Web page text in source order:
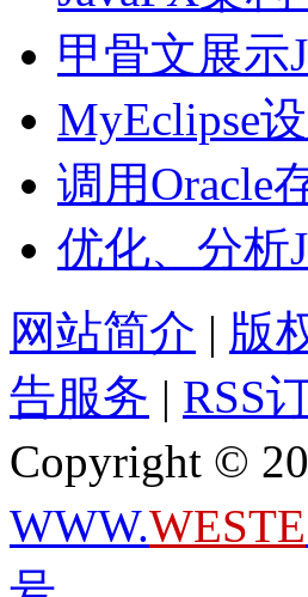
甲骨文展示
MyEclipse
调用Oracle
优化、分析
网站简介 | 版
告服务 | RSS
Copyright ©
WWW.WESTE